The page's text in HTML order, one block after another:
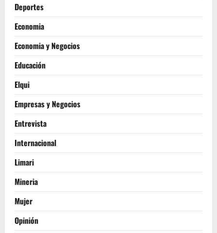
Deportes
Economia
Economia y Negocios
Educación
Elqui
Empresas y Negocios
Entrevista
Internacional
Limari
Mineria
Mujer
Opinión